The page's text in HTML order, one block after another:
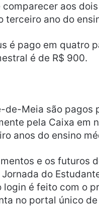
aos
terceiro ano do
é pago em quatro
é de R$ 900.
de-Meia são pagos
pela Caixa em
anos do ensino
e os futuros
do
é feito com o
no portal único